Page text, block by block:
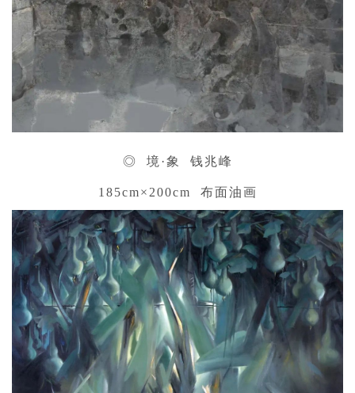
◎ 境·象 钱兆峰
185cm×200cm 布面油画